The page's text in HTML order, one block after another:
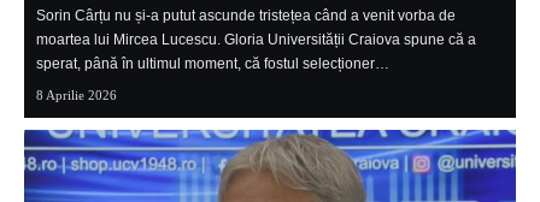
Sorin Cârțu nu și-a putut ascunde tristețea când a venit vorba de
moartea lui Mircea Lucescu. Gloria Universității Craiova spune că a
sperat, până în ultimul moment, că fostul selecționer…
8 Aprilie 2026